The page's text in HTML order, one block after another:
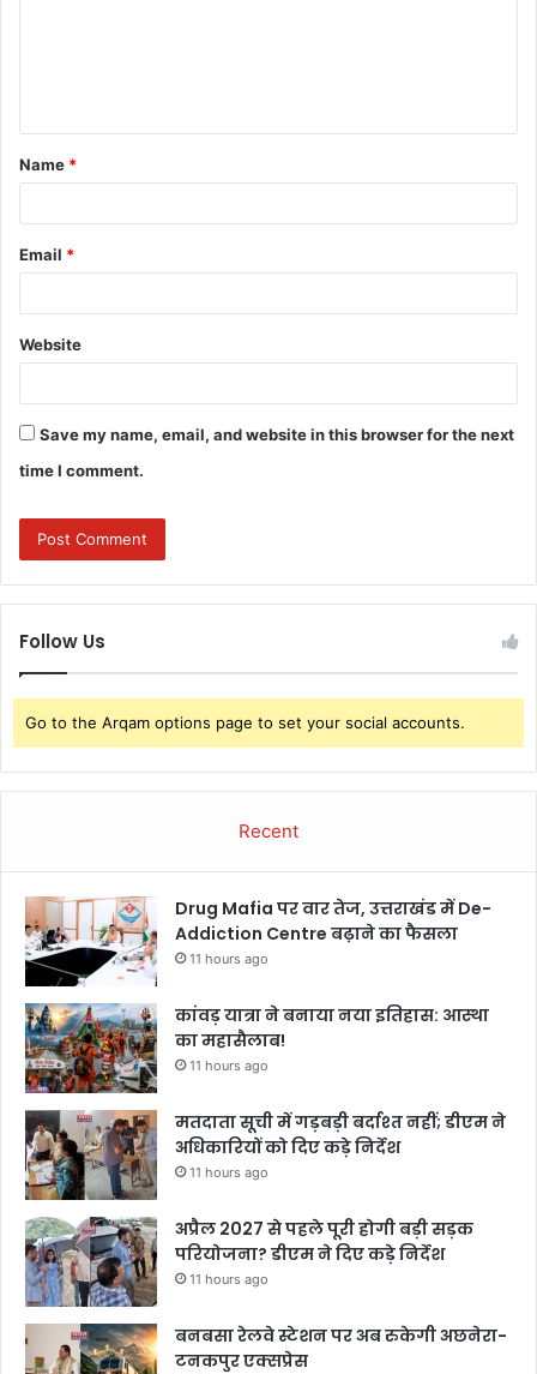
t
*
Name *
Email *
Website
Save my name, email, and website in this browser for the next
time I comment.
Follow Us
Go to the Arqam options page to set your social accounts.
Recent
Drug Mafia पर वार तेज, उत्तराखंड में De-
Addiction Centre बढ़ाने का फैसला
11 hours ago
कांवड़ यात्रा ने बनाया नया इतिहास: आस्था
का महासैलाब!
11 hours ago
मतदाता सूची में गड़बड़ी बर्दाश्त नहीं; डीएम ने
अधिकारियों को दिए कड़े निर्देश
11 hours ago
अप्रैल 2027 से पहले पूरी होगी बड़ी सड़क
परियोजना? डीएम ने दिए कड़े निर्देश
11 hours ago
बनबसा रेलवे स्टेशन पर अब रुकेगी अछनेरा-
टनकपुर एक्सप्रेस